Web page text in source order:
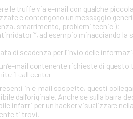
le truffe via e-mail con qualche
e contengono un messaggio
smarrimento, problemi tecnici);
ad esempio minacciando
di scadenza per l’invio delle
mail contenente richieste di
il call center
in e-mail sospette, questi
dall’originale. Anche se sulla barra
infatti per un hacker visualizzare
ti trovi.